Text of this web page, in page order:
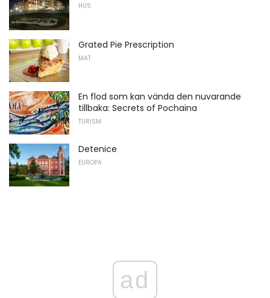
HUS
Grated Pie Prescription
MAT
En flod som kan vända den nuvarande
tillbaka: Secrets of Pochaina
TURISM
Detenice
EUROPA
ad